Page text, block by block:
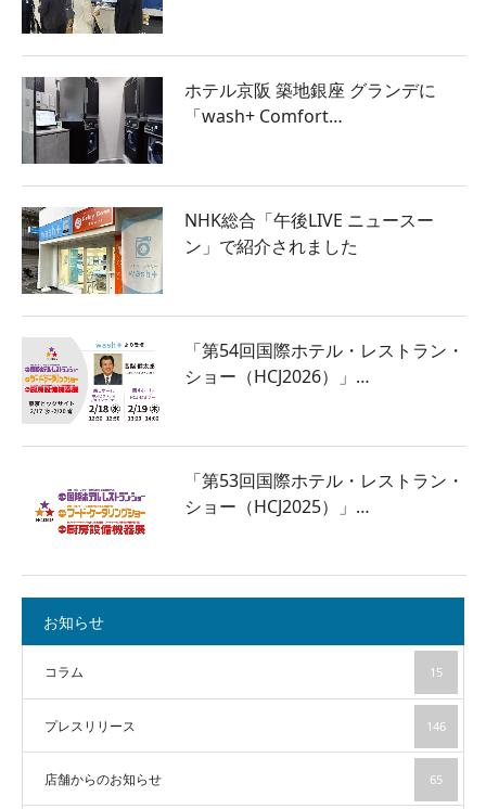
ホテル京阪 築地銀座 グランデに
「wash+ Comfort…
NHK総合「午後LIVE ニュースー
ン」で紹介されました
「第54回国際ホテル・レストラン・
ショー（HCJ2026）」…
「第53回国際ホテル・レストラン・
ショー（HCJ2025）」…
お知らせ
コラム 15
プレスリリース 146
店舗からのお知らせ 65